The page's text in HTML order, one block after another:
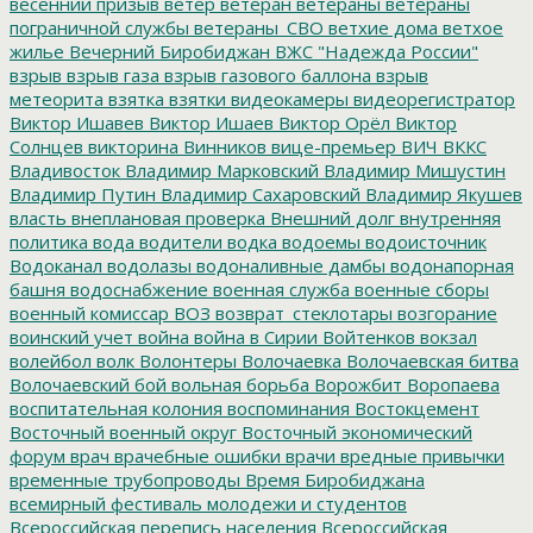
пограничной службы ветераны_СВО ветхие дома ветхое
жилье Вечерний Биробиджан ВЖС "Надежда России"
взрыв взрыв газа взрыв газового баллона взрыв
метеорита взятка взятки видеокамеры видеорегистратор
Виктор Ишавев Виктор Ишаев Виктор Орёл Виктор
Солнцев викторина Винников вице-премьер ВИЧ ВККС
Владивосток Владимир Марковский Владимир Мишустин
Владимир Путин Владимир Сахаровский Владимир Якушев
власть внеплановая проверка Внешний долг внутренняя
политика вода водители водка водоемы водоисточник
Водоканал водолазы водоналивные дамбы водонапорная
башня водоснабжение военная служба военные сборы
военный комиссар ВОЗ возврат_стеклотары возгорание
воинский учет война война в Сирии Войтенков вокзал
волейбол волк Волонтеры Волочаевка Волочаевская битва
Волочаевский бой вольная борьба Ворожбит Воропаева
воспитательная колония воспоминания Востокцемент
Восточный военный округ Восточный экономический
форум врач врачебные ошибки врачи вредные привычки
временные трубопроводы Время Биробиджана
всемирный фестиваль молодежи и студентов
Всероссийская перепись населения Всероссийская